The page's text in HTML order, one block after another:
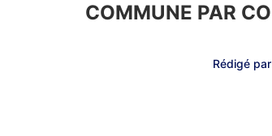
COMMUNE PAR
Rédigé par